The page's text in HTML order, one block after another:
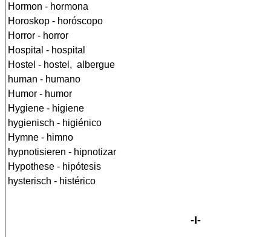
Hormon - hormona
Horoskop - horóscopo
Horror - horror
Hospital - hospital
Hostel - hostel, albergue
human - humano
Humor - humor
Hygiene - higiene
hygienisch - higiénico
Hymne - himno
hypnotisieren - hipnotizar
Hypothese - hipótesis
hysterisch - histérico
-I-